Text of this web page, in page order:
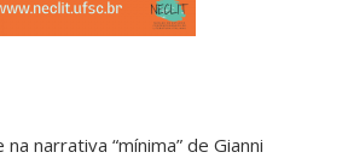
narrativa “mínima” de Gianni